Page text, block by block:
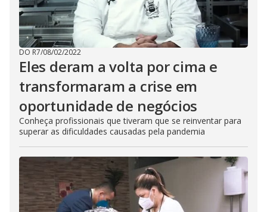
DO R7/08/02/2022
Eles deram a volta por cima e
transformaram a crise em
oportunidade de negócios
Conheça profissionais que tiveram que se reinventar para
superar as dificuldades causadas pela pandemia